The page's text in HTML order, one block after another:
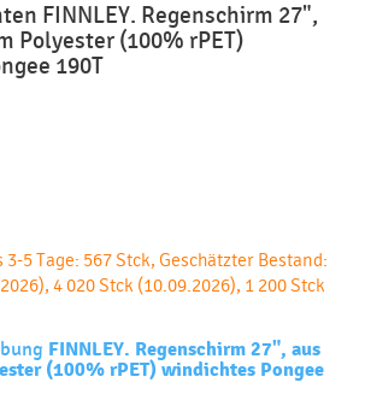
FINNLEY. Regenschirm 27",
Polyester (100% rPET)
190T
3-5 Tage: 567 Stck, Geschätzter Bestand:
4 020 Stck (10.09.2026), 1 200 Stck
FINNLEY. Regenschirm 27", aus
(100% rPET) windichtes Pongee